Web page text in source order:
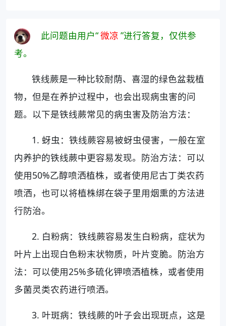
此问题由用户“微凉 ”进行答复，仅供参
考。
铁线蕨是一种比较耐荫、喜湿的绿色盆栽植
物，但是在养护过程中，也会出现病虫害的问
题。以下是铁线蕨常见的病虫害及防治方法：
1. 蚜虫：铁线蕨容易被蚜虫侵害，一般在室
内养护的铁线蕨中更容易发现。防治方法：可以
使用50%乙醇喷洒植株，或者使用尼古丁类农药
喷洒，也可以将植株绑在袋子里用烟熏的方法进
行防治。
2. 白粉病：铁线蕨容易发生白粉病，症状为
叶片上出现白色粉末状物质，叶片变脆。防治方
法：可以使用25%多硫化钾喷洒植株，或者使用
多菌灵类农药进行喷洒。
3. 叶斑病：铁线蕨的叶子会出现斑点，这是